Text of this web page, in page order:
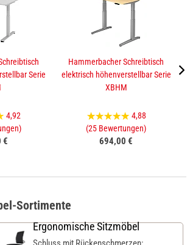
Serie
4,92
€
Hammerbacher Schreibtisch
elektrisch höhenverstellbar Serie
XBHM
4,88
(25 Bewertungen)
694,00 €
Sortimente
Ergonomische Sitzmöbel